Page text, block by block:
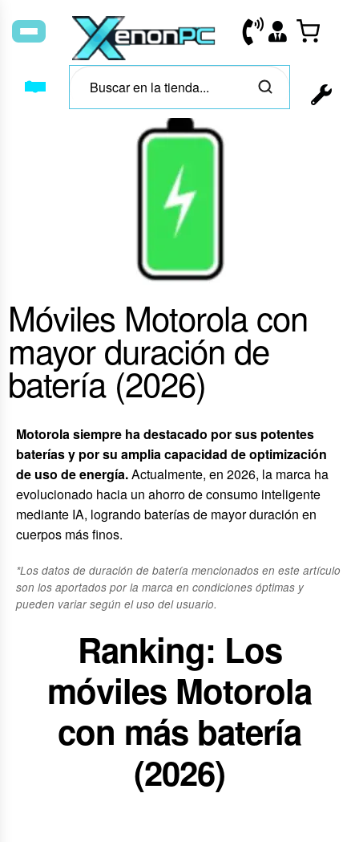
Móviles Motorola con
mayor duración de
batería (2026)
Motorola siempre ha destacado por sus potentes
baterías y por su amplia capacidad de optimización
de uso de energía.Actualmente, en 2026, la marca ha
evolucionado hacia un ahorro de consumo inteligente
mediante IA, logrando baterías de mayor duración en
cuerpos más finos.
*Los datos de duración de batería mencionados en este artículo
son los aportados por la marca en condiciones óptimas y
pueden variar según el uso del usuario.
Ranking: Los
móviles Motorola
con más batería
(2026)